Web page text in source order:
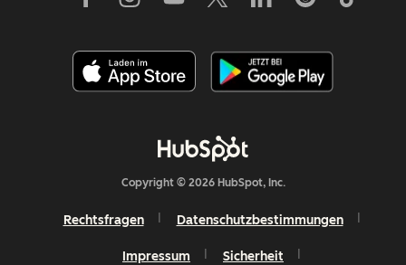
Copyright © 2026 HubSpot, Inc.
Rechtsfragen Datenschutzbestimmungen
Impressum Sicherheit